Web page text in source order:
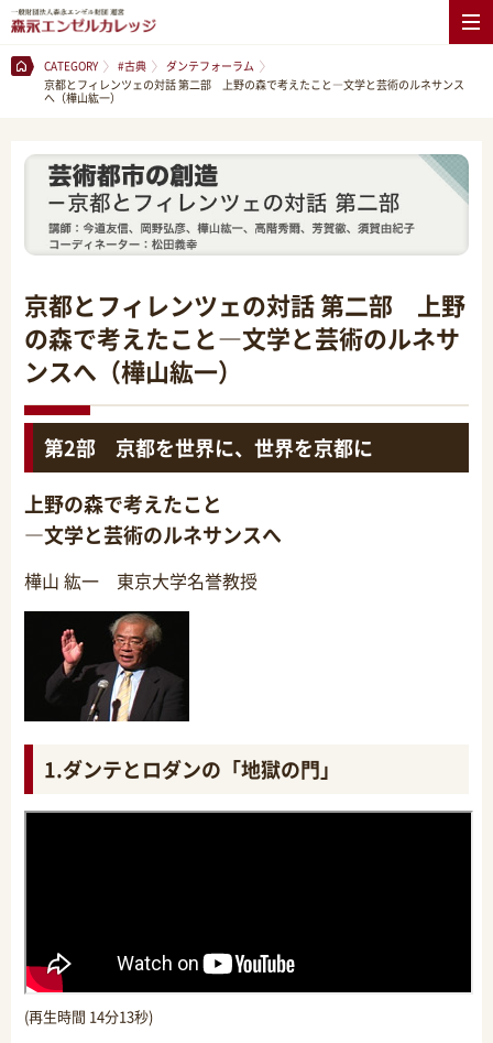
CATEGORY #古典
ダンテフォーラム
京都とフィレンツェの対話 第二部 上野の森で考えたこと―文学と芸術のルネサンス
へ（樺山紘一）
京都とフィレンツェの対話 第二部 上野
の森で考えたこと―文学と芸術のルネサ
ンスへ（樺山紘一）
第2部 京都を世界に、世界を京都に
上野の森で考えたこと
―文学と芸術のルネサンスへ
樺山 紘一 東京大学名誉教授
1.ダンテとロダンの「地獄の門」
(再生時間 14分13秒)